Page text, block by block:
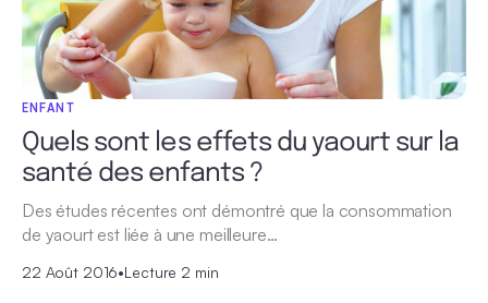
ENFANT
Quels sont les effets du yaourt sur la
santé des enfants ?
Des études récentes ont démontré que la consommation
de yaourt est liée à une meilleure…
22 Août 2016•Lecture 2 min